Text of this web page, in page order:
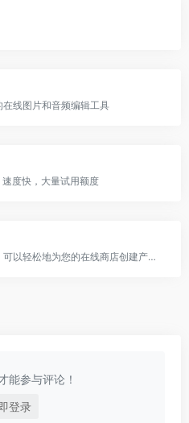
线图片和音频编辑工具
度快，大量试用额度
一个免费的在线设计工具，可以轻松地为您的在线商店创建产品照片、广告和更多内容。
能参与评论！
登录